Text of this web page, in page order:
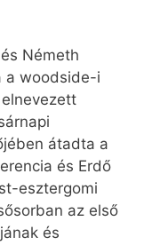
Németh
a woodside-i
átadta a
és Erdő
esztergomi
az első
és